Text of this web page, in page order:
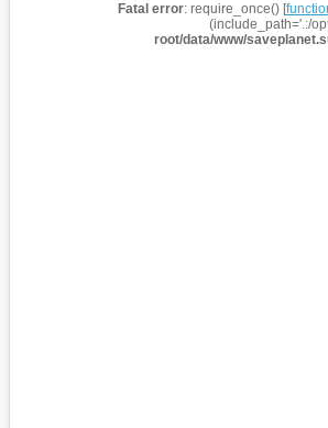
Fatal error: require_once() [
(include_path='.:/
root/data/www/